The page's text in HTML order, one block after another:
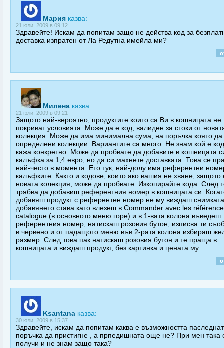
Мария казва:
21 юли, 2009 в 09:12
Здравейте! Искам да попитам защо не действа код за
доставка изпратен от Ла Редутна имейла ми?
Милена казва:
21 юли, 2009 в 09:21
Защото най-вероятно, продуктите които са Ви в кошницата не
покриват условията. Може да е код, валиден за стоки от
колекция. Може да има минимална сума, на поръчка която да
определени колекции. Вариантите са много. Не знам кой е
кажа конкретно. Може да пробвате да добавите в кошницата
калъфка за 1,4 евро, но да си махнете доставката. Това се
най-често в момента. Ето тук, най-долу има референтни
калъфките. Както и кодове, които ако вашия не хване, защото
новата колекция, може да пробвате. Изкопирайте кода. След
трябва да добавиш референтния номер в кошницата си.
добавяш продукт с референтен номер не му виждаш
добавянето става като влезеш в Commander avec les
catalogue (в основното меню горе) и в 1-вата колона въведеш
референтния номер, натискаш розовия бутон, изписва ти
в червено и от падащото меню във 2-рата колона избираш
размер. След това пак натискаш розовия бутон и те праща в
кошницата и виждаш продукт, без картинка и цената му.
Ksantana казва:
30 юли, 2009 в 15:37
Здравейте, искам да попитам каква е възможността
поръчка да пристигне , а прпедишната още не? При мен така
получи и не знам защо така?